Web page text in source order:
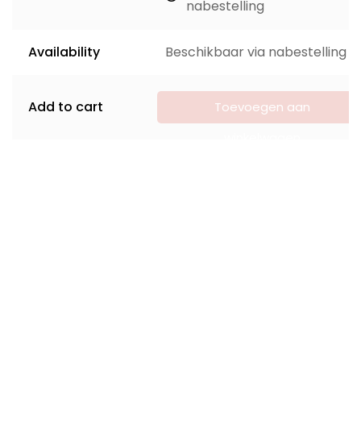
nabestelling
Availability Beschikbaar via nabestelling
Add to cart
Toevoegen aan